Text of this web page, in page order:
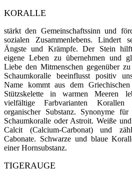
KORALLE
stärkt den Gemeinschaftssinn und
sozialen Zusammenlebens.Lindert
Ängste und Krämpfe.Der Stein
eigene Leben zu übernehmen und
Liebe den Mitmenschen gegenüber
Schaumkoralle beeinflusst positiv
Name kommt aus dem
Stützskelette in warmen Meeren
vielfältige Farbvarianten Korallen
organischer Sub­stanz. Synonyme
Schaumkoralle oder Astroit. Weiße
Calcit (Calcium-Carbonat) und
Cabonate. Schwarze und blaue
einer Hornsubstanz.
TIGERAUGE